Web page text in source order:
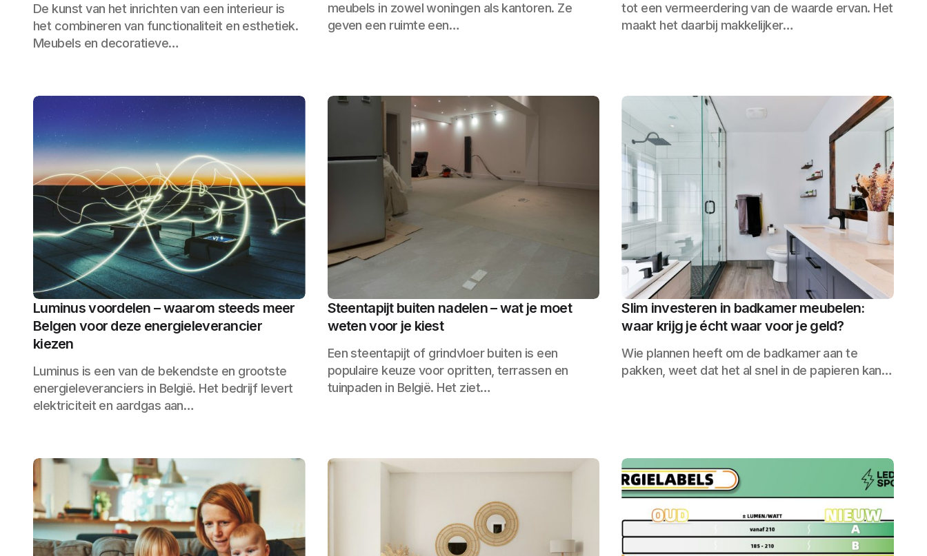
De kunst van het inrichten van een interieur is
het combineren van functionaliteit en esthetiek.
Meubels en decoratieve…
meubels in zowel woningen als kantoren. Ze
geven een ruimte een…
tot een vermeerdering van de waarde ervan. Het
maakt het daarbij makkelijker…
Luminus voordelen – waarom steeds meer
Belgen voor deze energieleverancier
kiezen
Luminus is een van de bekendste en grootste
energieleveranciers in België. Het bedrijf levert
elektriciteit en aardgas aan…
Steentapijt buiten nadelen – wat je moet
weten voor je kiest
Een steentapijt of grindvloer buiten is een
populaire keuze voor opritten, terrassen en
tuinpaden in België. Het ziet…
Slim investeren in badkamer meubelen:
waar krijg je écht waar voor je geld?
Wie plannen heeft om de badkamer aan te
pakken, weet dat het al snel in de papieren kan…